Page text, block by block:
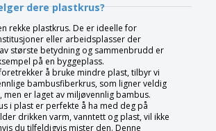
dere plastkrus?
rekke plastkrus. De er ideelle for
eller arbeidsplasser der
største betydning og sammenbrudd er
på en byggeplass.
å bruke mindre plast, tilbyr vi
bambusfiberkrus, som ligner veldig
men er laget av miljøvennlig bambus.
i plast er perfekte å ha med deg på
drikken varm, vanntett og plast, vil ikke
du tilfeldigvis mister den. Denne